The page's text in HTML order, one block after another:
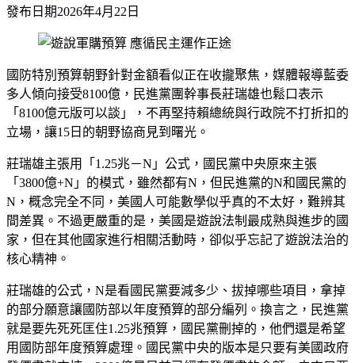
發布日期2026年4月22日
國防特別預算朝野針對金額看似正在收攏聚焦，媒體報導藍委
多人傾向接受8100億，民進黨團幹事長莊瑞雄也鬆口表示
「8100億元版可以談」，不再堅持賴總統與行政院不打折扣的
立場，讓15日的朝野協商見到曙光。
莊瑞雄主張用「1.25兆－N」公式，國民黨中央原來主張
「3800億+N」的模式，雖然都有N，但民進黨的N和國民黨的
N，概念完全不同，美國人可能數學似乎真的不太好，難辨其
間差異。不過更嚴重的是，美國是遊說法制最成熟與進步的國
家，但在其他國家進行相關活動時，卻似乎忘記了遊說法治的
核心精神。
莊瑞雄的公式，N是看國民黨要減多少、拔掉哪些項目，拿掉
的部分願意讓國防部以年度預算的部分編列。換言之，民進黨
就是要先死死匡住1.25兆預算，國民黨刪掉的，他們還是希望
用國防部年度預算處理。國民黨中央的版本是只要有美國政府